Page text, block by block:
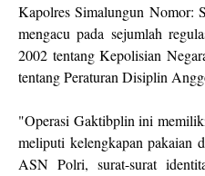
Kapolres Simalungun Nomor:
mengacu pada sejumlah
2002 tentang Kepolisian
tentang Peraturan Disiplin
"Operasi Gaktibplin ini
meliputi kelengkapan pakaian
ASN Polri, surat-surat